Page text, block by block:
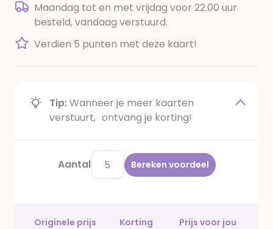
Maandag tot en met vrijdag voor 22.00 uur
besteld, vandaag verstuurd.
Verdien 5 punten met deze kaart!
Tip:Wanneer je meer kaarten
verstuurt, ontvang je korting!
Aantal Bereken voordeel
Originele prijs Korting
Prijs voor jou